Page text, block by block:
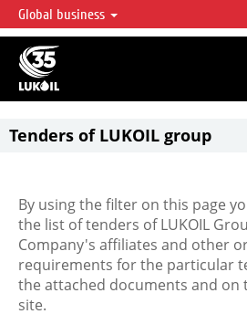
LUKOIL OVERVIEW
LUKOIL is one of the largest oil & gas vertical
accounting for over 2% of crude production and
reserves globally.
Global business
Tenders of LUKOIL group
By using the filter on this page
the list of tenders of LUKOIL
Company's affiliates and other
requirements for the particular
the attached documents and on
site.